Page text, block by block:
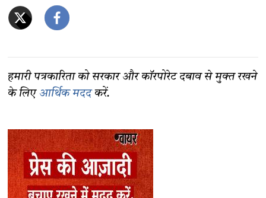
हमारी पत्रकारिता को सरकार और कॉरपोरेट दबाव से मुक्त रखने
के लिए आर्थिक मददकरें.